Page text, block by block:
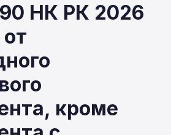
НК РК 2026
кроме